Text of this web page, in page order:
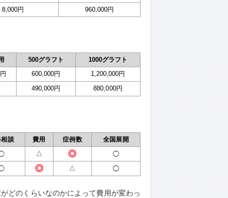
8,000円 960,000円
500グラフト 1000グラフト
600,000円 1,200,000円
490,000円 880,000円
談 費用 症例数 全国展開
△ ◎ ◯
◎ △ ◯
どのくらいなのかによって費用が変わっ